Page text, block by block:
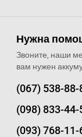
Нужна
Звоните, наши
вам нужен
(067) 538-88-
(098) 833-44-
(093)768-11-